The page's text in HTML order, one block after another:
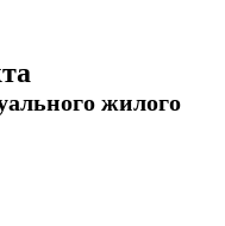
жилого